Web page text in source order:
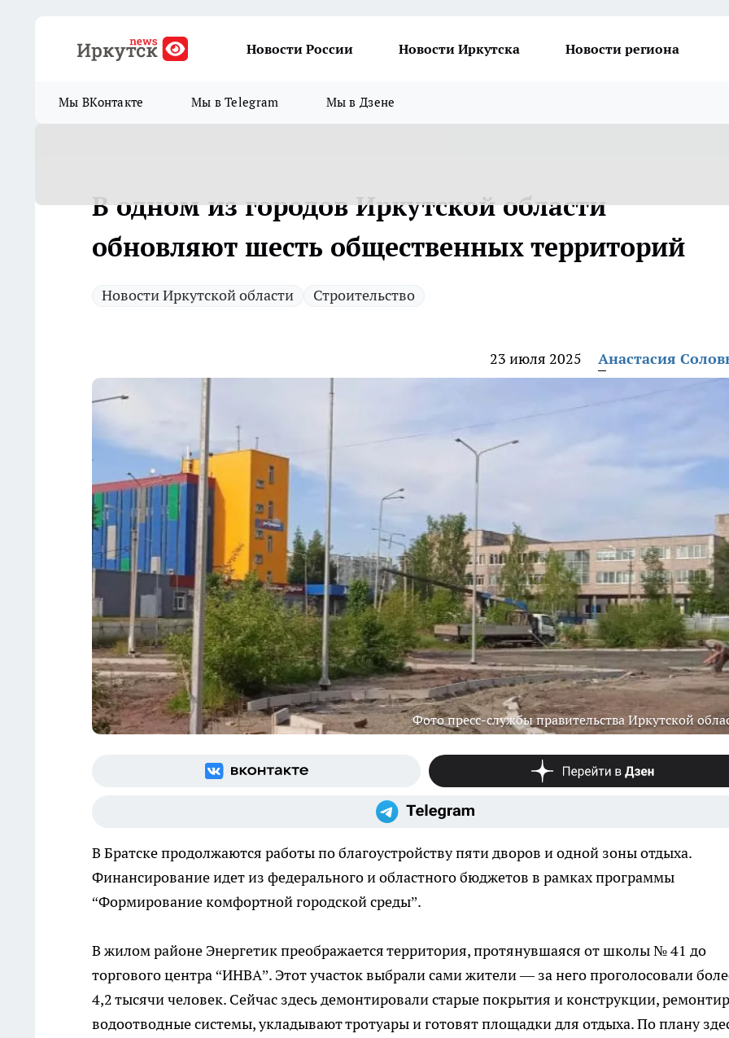
Новости России Новости Иркутска Новости региона
Мы ВКонтакте Мы в Telegram Мы в Дзене
В одном из городов Иркутской области
обновляют шесть общественных территорий
Новости Иркутской области Строительство
23 июля 2025 Анастасия
Фото пресс-службы правительства Иркутской
В Братске продолжаются работы по благоустройству пяти дворов и одной зоны отдыха.
Финансирование идет из федерального и областного бюджетов в рамках программы
“Формирование комфортной городской среды”.
В жилом районе Энергетик преображается территория, протянувшаяся от школы № 41 до
торгового центра “ИНВА”. Этот участок выбрали сами жители — за него проголосовали
4,2 тысячи человек. Сейчас здесь демонтировали старые покрытия и конструкции,
водоотводные системы, укладывают тротуары и готовят площадки для отдыха. По плану